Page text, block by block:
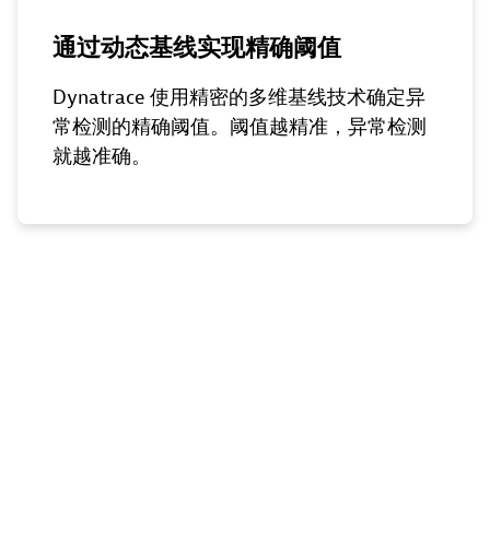
通过动态基线实现精确阈值
Dynatrace 使用精密的多维基线技术确定异
常检测的精确阈值。阈值越精准，异常检测
就越准确。